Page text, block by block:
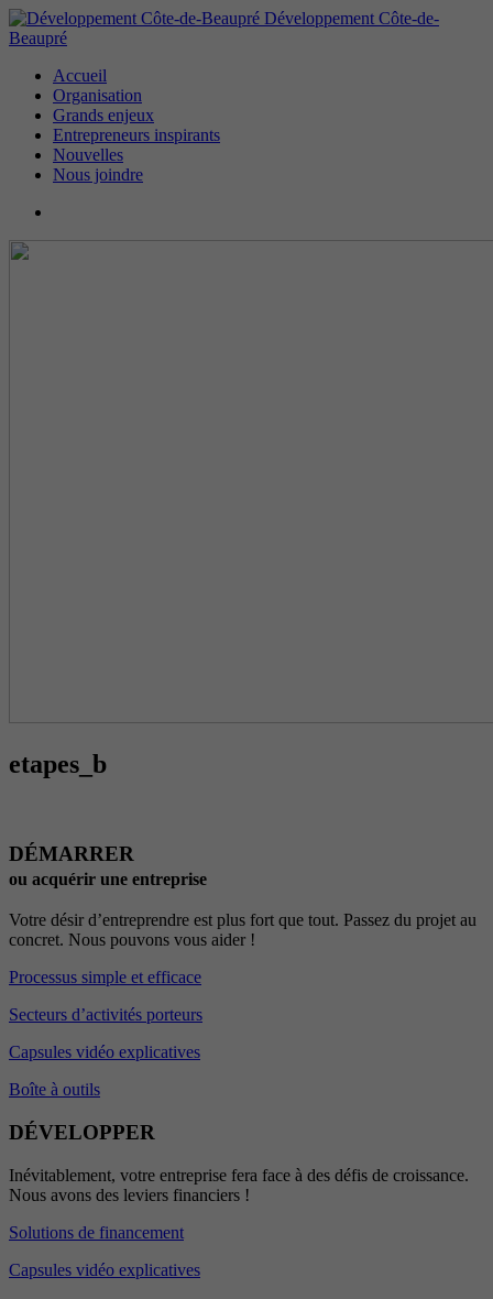
Développement Côte-de-
Beaupré
Accueil
Organisation
Grands enjeux
Entrepreneurs inspirants
Nouvelles
Nous joindre
etapes_b
DÉMARRER
ou acquérir une entreprise
Votre désir d’entreprendre est plus fort que tout. Passez du projet au
concret. Nous pouvons vous aider !
Processus simple et efficace
Secteurs d’activités porteurs
Capsules vidéo explicatives
Boîte à outils
DÉVELOPPER
Inévitablement, votre entreprise fera face à des défis de croissance.
Nous avons des leviers financiers !
Solutions de financement
Capsules vidéo explicatives